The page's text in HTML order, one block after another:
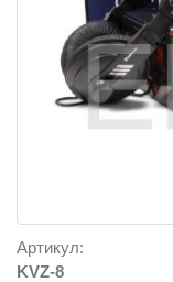
Артикул:
KVZ-8